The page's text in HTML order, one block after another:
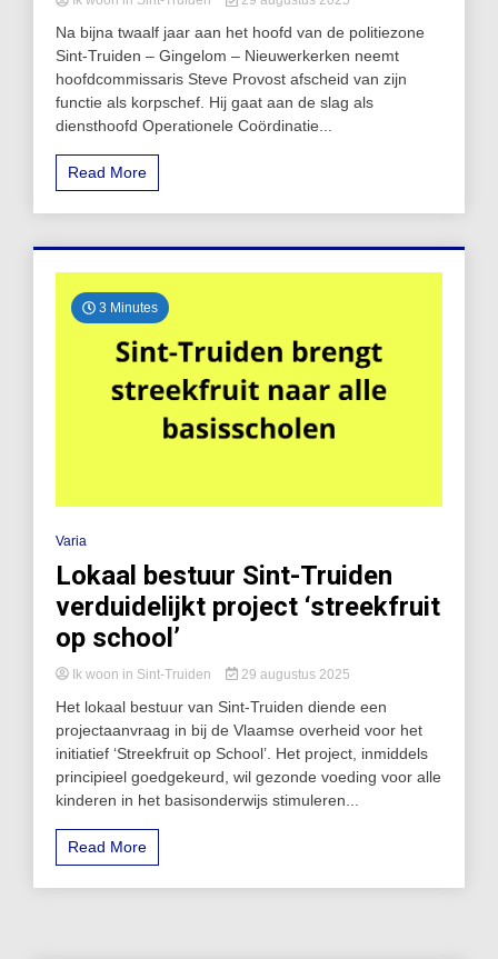
Na bijna twaalf jaar aan het hoofd van de politiezone
Sint-Truiden – Gingelom – Nieuwerkerken neemt
hoofdcommissaris Steve Provost afscheid van zijn
functie als korpschef. Hij gaat aan de slag als
diensthoofd Operationele Coördinatie...
Read More
3 Minutes
Varia
Lokaal bestuur Sint-Truiden
verduidelijkt project ‘streekfruit
op school’
Ik woon in Sint-Truiden 29 augustus 2025
Het lokaal bestuur van Sint-Truiden diende een
projectaanvraag in bij de Vlaamse overheid voor het
initiatief ‘Streekfruit op School’. Het project, inmiddels
principieel goedgekeurd, wil gezonde voeding voor alle
kinderen in het basisonderwijs stimuleren...
Read More